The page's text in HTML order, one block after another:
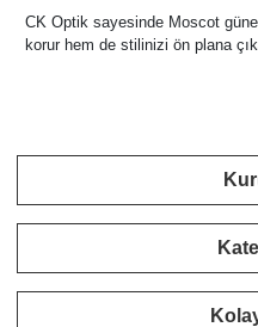
CK Optik sayesinde Moscot
korur hem de stilinizi ön plana